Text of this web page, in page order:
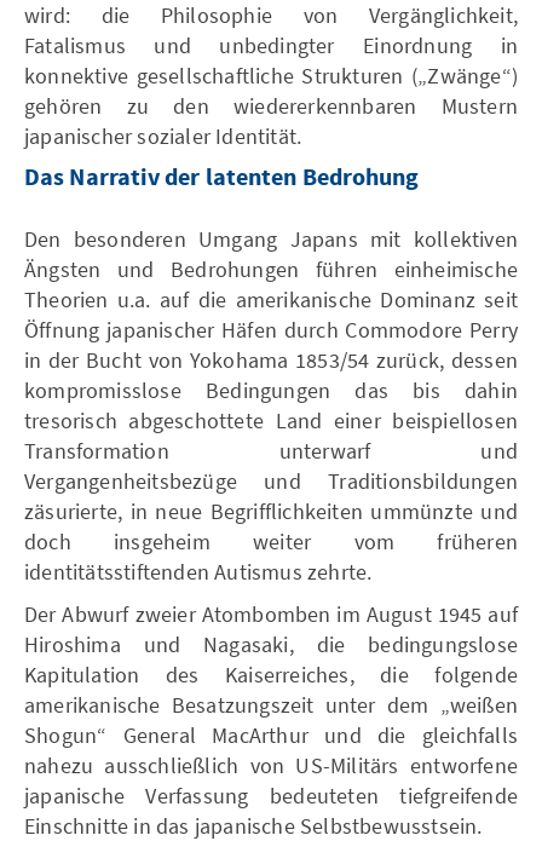
wird: die Philosophie von Vergänglichkeit,
Fatalismus und unbedingter Einordnung in
konnektive gesellschaftliche Strukturen („Zwänge“)
gehören zu den wiedererkennbaren Mustern
japanischer sozialer Identität.
Das Narrativ der latenten Bedrohung
Den besonderen Umgang Japans mit kollektiven
Ängsten und Bedrohungen führen einheimische
Theorien u.a. auf die amerikanische Dominanz seit
Öffnung japanischer Häfen durch Commodore Perry
in der Bucht von Yokohama 1853/54 zurück, dessen
kompromisslose Bedingungen das bis dahin
tresorisch abgeschottete Land einer beispiellosen
Transformation unterwarf und
Vergangenheitsbezüge und Traditionsbildungen
zäsurierte, in neue Begrifflichkeiten ummünzte und
doch insgeheim weiter vom früheren
identitätsstiftenden Autismus zehrte.
Der Abwurf zweier Atombomben im August 1945 auf
Hiroshima und Nagasaki, die bedingungslose
Kapitulation des Kaiserreiches, die folgende
amerikanische Besatzungszeit unter dem „weißen
Shogun“ General MacArthur und die gleichfalls
nahezu ausschließlich von US-Militärs entworfene
japanische Verfassung bedeuteten tiefgreifende
Einschnitte in das japanische Selbstbewusstsein.